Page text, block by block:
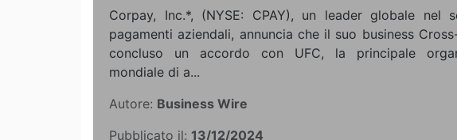
Corpay, Inc.*, (NYSE: CPAY), un leader globale nel
pagamenti aziendali, annuncia che il suo business
concluso un accordo con UFC, la principale
mondiale di a...
Autore: Business Wire
Pubblicato il: 13/12/2024